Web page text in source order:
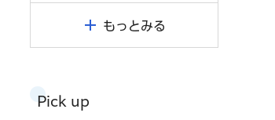
もっとみる
Pick up